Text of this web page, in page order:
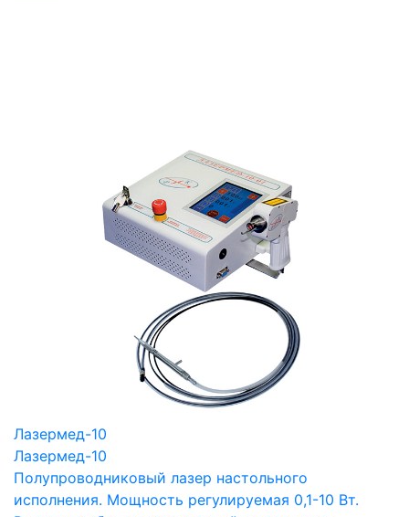
Лазермед-10
Лазермед-10
Полупроводниковый лазер настольного
исполнения. Мощность регулируемая 0,1-10 Вт.